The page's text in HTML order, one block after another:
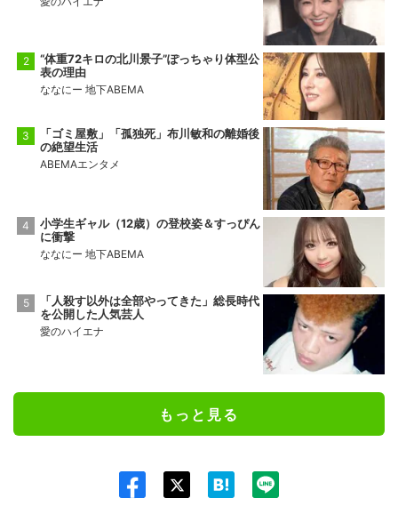
“体重72キロの北川景子”ぽっちゃり体型公
表の理由
ななにー 地下ABEMA
「ゴミ屋敷」「孤独死」布川敏和の離婚後
の絶望生活
ABEMAエンタメ
小学生ギャル（12歳）の登校姿＆すっぴん
に衝撃
ななにー 地下ABEMA
「人殺す以外は全部やってきた」総長時代
を公開した人気芸人
愛のハイエナ
もっと見る